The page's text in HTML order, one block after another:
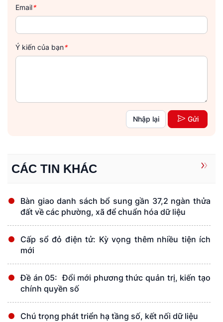
Email*
Ý kiến của bạn*
Nhập lại Gửi
CÁC TIN KHÁC
Bàn giao danh sách bổ sung gần 37,2 ngàn thửa
đất về các phường, xã để chuẩn hóa dữ liệu
Cấp sổ đỏ điện tử: Kỳ vọng thêm nhiều tiện ích
mới
Đề án 05: Đổi mới phương thức quản trị, kiến tạo
chính quyền số
Chú trọng phát triển hạ tầng số, kết nối dữ liệu